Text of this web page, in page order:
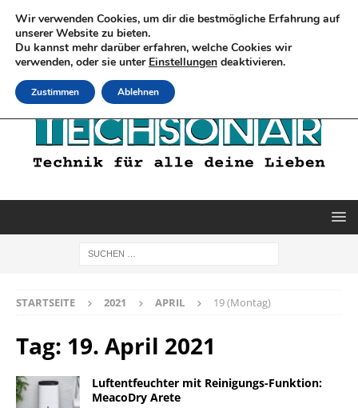
STARTSEITE 2021 APRIL 19 (Montag)
Tag: 19. April 2021
Luftentfeuchter mit Reinigungs-Funktion:
MeacoDry Arete
Wir verwenden Cookies, um dir die bestmögliche Erfahrung auf
unserer Website zu bieten.
Du kannst mehr darüber erfahren, welche Cookies wir
verwenden, oder sie unter Einstellungen deaktivieren.
Zustimmen Ablehnen